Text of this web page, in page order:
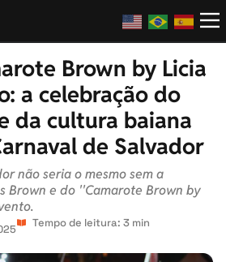
Brown by Licia
a celebração do
da cultura baiana
de Salvador
não seria o mesmo sem a
Brown e do ''Camarote Brown by
Tempo de leitura: 3 min